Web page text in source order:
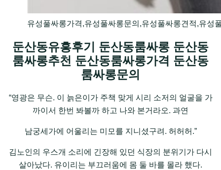
유성풀싸롱가격,유성풀싸롱문의,유성풀싸롱견적,유성
둔산동유흥후기 둔산동룸싸롱 둔산동
룸싸롱추천 둔산동룸싸롱가격 둔산동
룸싸롱문의
“영광은 무슨. 이 늙은이가 주책 맞게 시리 소저의 얼굴을 가
까이서 한번 봐볼까 하고 나와 본거라오. 과연
남궁세가에 어울리는 미모를 지니셨구려. 허허허.”
김노인의 우스개 소리에 긴장해 있던 식장의 분위기가 다시
살아났다. 유이리는 부끄러움에 몸 둘 바를 몰라 했다.